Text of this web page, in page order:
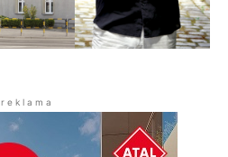
r e k l a m a